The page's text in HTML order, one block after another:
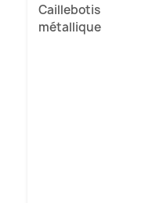
Caillebotis
métallique